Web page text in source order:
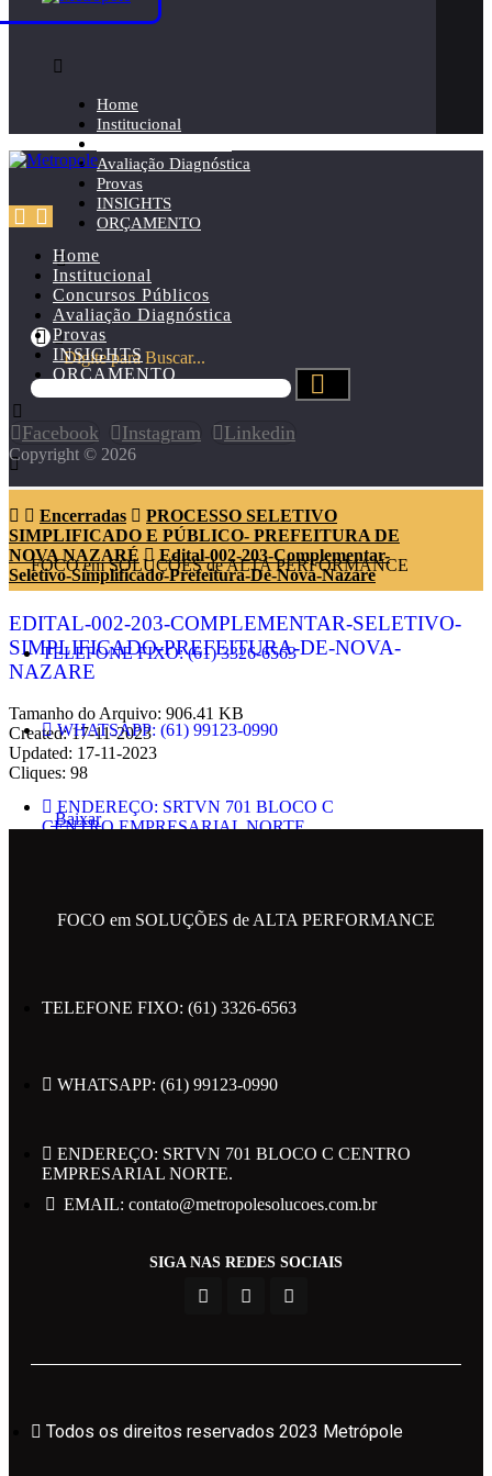
Home
Institucional
Avaliação Diagnóstica
Provas
INSIGHTS
ORÇAMENTO
Digite para Buscar...
FOCO em SOLUÇÕES de ALTA PERFORMANCE
TELEFONE FIXO: (61) 3326-6563
WHATSAPP: (61) 99123-0990
ENDEREÇO: SRTVN 701 BLOCO C
CENTRO EMPRESARIAL NORTE.
EMAIL: contato@metropolesolucoes.com.br
Todos os direitos reservados 2023 Metrópole
Políticas de Privacidade
Powered by Web Design Brasil
Área do Candidato
Home
Institucional
Concursos Públicos
Avaliação Diagnóstica
Provas
INSIGHTS
ORÇAMENTO
Facebook Instagram Linkedin
Copyright © 2026
Encerradas
PROCESSO SELETIVO
SIMPLIFICADO E PÚBLICO- PREFEITURA DE
NOVA NAZARÉ
Edital-002-203-Complementar-
Seletivo-Simplificado-Prefeitura-De-Nova-Nazare
EDITAL-002-203-COMPLEMENTAR-SELETIVO-
SIMPLIFICADO-PREFEITURA-DE-NOVA-
NAZARE
Tamanho do Arquivo: 906.41 KB
Created: 17-11-2023
Updated: 17-11-2023
Cliques: 98
Baixar
FOCO em SOLUÇÕES de ALTA PERFORMANCE
TELEFONE FIXO: (61) 3326-6563
WHATSAPP: (61) 99123-0990
ENDEREÇO: SRTVN 701 BLOCO C CENTRO
EMPRESARIAL NORTE.
EMAIL: contato@metropolesolucoes.com.br
SIGA NAS REDES SOCIAIS
Todos os direitos reservados 2023 Metrópole